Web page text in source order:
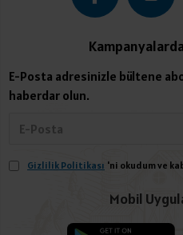
E-Posta adresinizle bültene
haberdar olun.
Gizlilik Politikası 'ni okudum ve
Mobil